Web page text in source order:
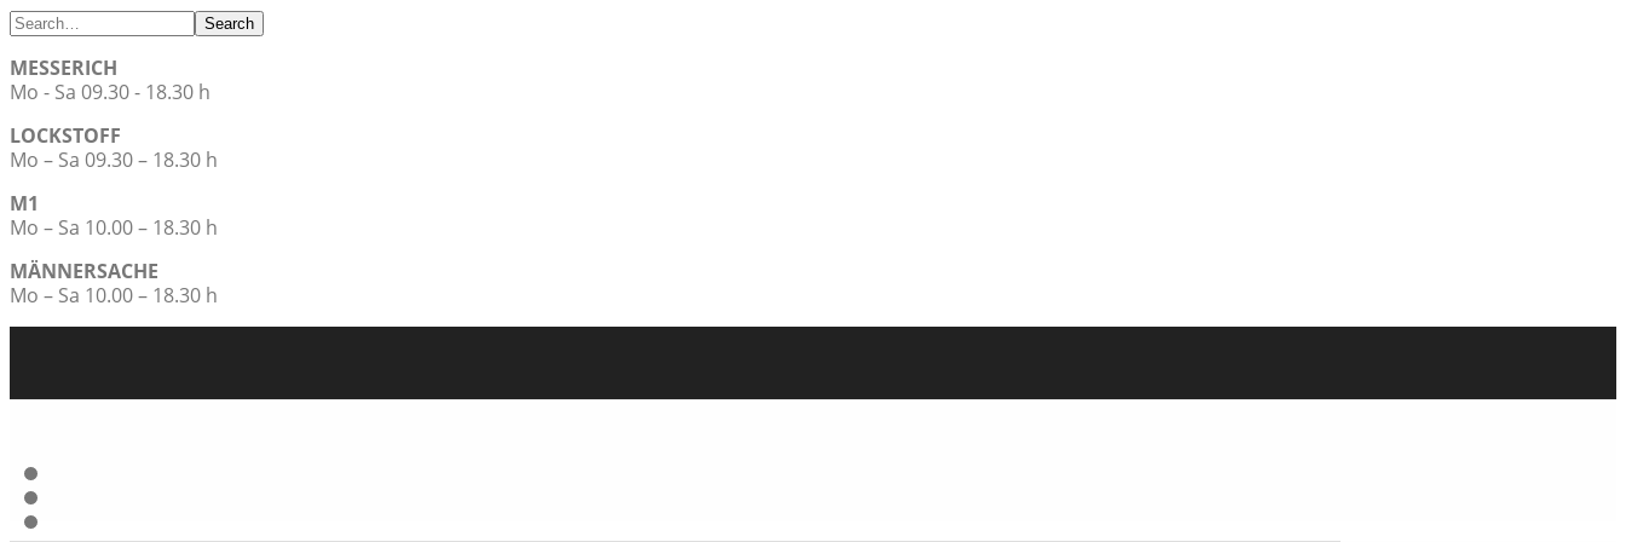
Search
MESSERICH
Mo - Sa 09.30 - 18.30 h
LOCKSTOFF
Mo – Sa 09.30 – 18.30 h
M1
Mo – Sa 10.00 – 18.30 h
MÄNNERSACHE
Mo – Sa 10.00 – 18.30 h